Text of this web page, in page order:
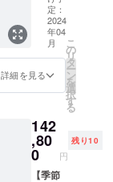
料込み
のお値
段で
す。 ※
使用す
る花材
は生花
となり
※花材の
種類は
おまか
せにな
りま
所でも
お使い
いただ
けるの
スプレ
イの幅
す。 サ
イズ：
H40cm
×W35c
びいた
だけま
す。
1、赤ピ
2、黄色
オレン
リーン
系 4、
デザイ
ナーに
届いて
からも
長く楽
しめま
す。 ま
た一緒
上質な
ポリ
カーボ
ネート
素材を
ジメン
トが届
くリ
ターン
です。
特別な
だける
よう、
エレガ
ントさ
と高級
お得！
クラウ
ドファ
ンディ
ング特
別価格
で定価
65,000
込
み)→60,
000円。
毎月、
旬のさ
定：
2024
年04
月
詳細を見る
こ
の
リ
タ
ー
ン
を
選
択
す
る
142
,80
0 円
残り10
【季節